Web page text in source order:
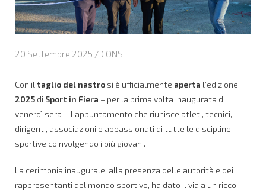
20 Settembre 2025 / CONS
Con il taglio del nastro si è ufficialmente aperta l’edizione
2025 di Sport in Fiera – per la prima volta inaugurata di
venerdì sera -, l’appuntamento che riunisce atleti, tecnici,
dirigenti, associazioni e appassionati di tutte le discipline
sportive coinvolgendo i più giovani.
La cerimonia inaugurale, alla presenza delle autorità e dei
rappresentanti del mondo sportivo, ha dato il via a un ricco